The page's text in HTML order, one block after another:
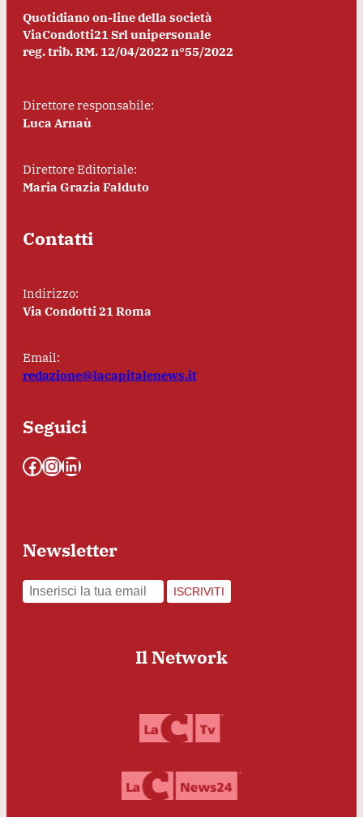
Quotidiano on-line della società
ViaCondotti21 Srl unipersonale
reg. trib. RM. 12/04/2022 n°55/2022
Direttore responsabile:
Luca Arnaù
Direttore Editoriale:
Maria Grazia Falduto
Contatti
Indirizzo:
Via Condotti 21 Roma
Email:
redazione@lacapitalenews.it
Seguici
Facebook InstagramLinkedIn
Newsletter
ISCRIVITI
Il Network